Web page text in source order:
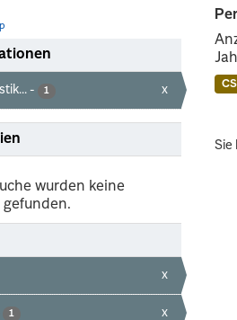
- 1 x
wurden keine
gefunden.
x
1 x
Sie